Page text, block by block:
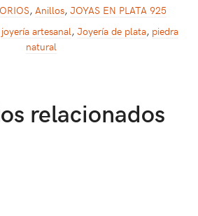
, Anillos, JOYAS EN PLATA 925
joyería artesanal, Joyería de plata, piedra
natural
relacionados